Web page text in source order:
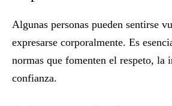
Algunas personas pueden sentirse
expresarse corporalmente. Es
normas que fomenten el respeto, la
confianza.